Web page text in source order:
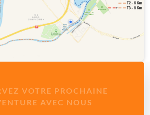
VOTRE PROCHAINE
AVEC NOUS